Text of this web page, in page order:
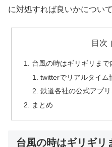
に対処すれば良いかについ
目次
台風の時はギリギリま
twitterでリアルタイム
鉄道各社の公式アプ
まとめ
台風の時はギリギリ